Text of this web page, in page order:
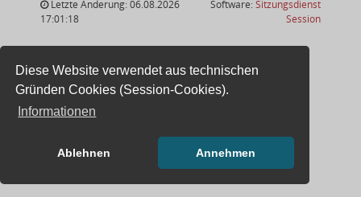
Diese Website verwendet aus technischen
Gründen Cookies (Session-Cookies).
Informationen
Ablehnen Annehmen
Letzte Änderung: 06.08.2026
17:01:18
Software:Sitzungsdienst
Session(Wird in